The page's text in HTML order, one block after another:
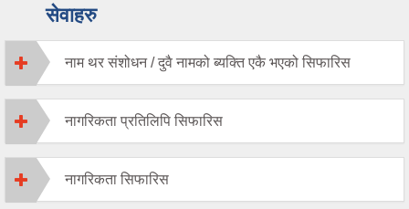
सेवाहरु
नाम थर संशोधन / दुवै नामको ब्यक्ति एकै भएको सिफारिस
नागरिकता प्रतिलिपि सिफारिस
नागरिकता सिफारिस